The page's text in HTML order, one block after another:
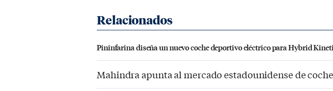
Pininfarina diseña un nuevo coche deportivo eléctrico para Hybrid
Mahindra apunta al mercado estadounidense de